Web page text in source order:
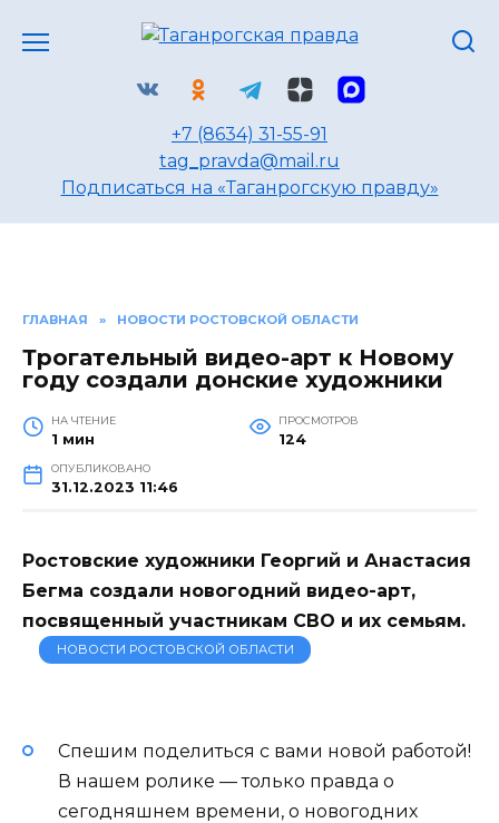
+7 (8634) 31-55-91
tag_pravda@mail.ru
Подписаться на «Таганрогскую правду»
ГЛАВНАЯ » НОВОСТИ РОСТОВСКОЙ ОБЛАСТИ
Трогательный видео-арт к Новому
году создали донские художники
НА ЧТЕНИЕ
1 мин
ПРОСМОТРОВ
124
ОПУБЛИКОВАНО
31.12.2023 11:46
Ростовские художники Георгий и Анастасия
Бегма создали новогодний видео-арт,
посвященный участникам СВО и их семьям.
НОВОСТИ РОСТОВСКОЙ ОБЛАСТИ
Спешим поделиться с вами новой работой!
В нашем ролике — только правда о
сегодняшнем времени, о новогодних